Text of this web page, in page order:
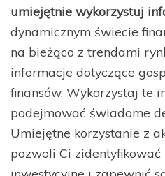
umiejętnie wykorzystuj
dynamicznym świecie
na bieżąco z trendami
informacje dotyczące
finansów. Wykorzystaj te
podejmować świadome
Umiejętne korzystanie z
pozwoli Ci